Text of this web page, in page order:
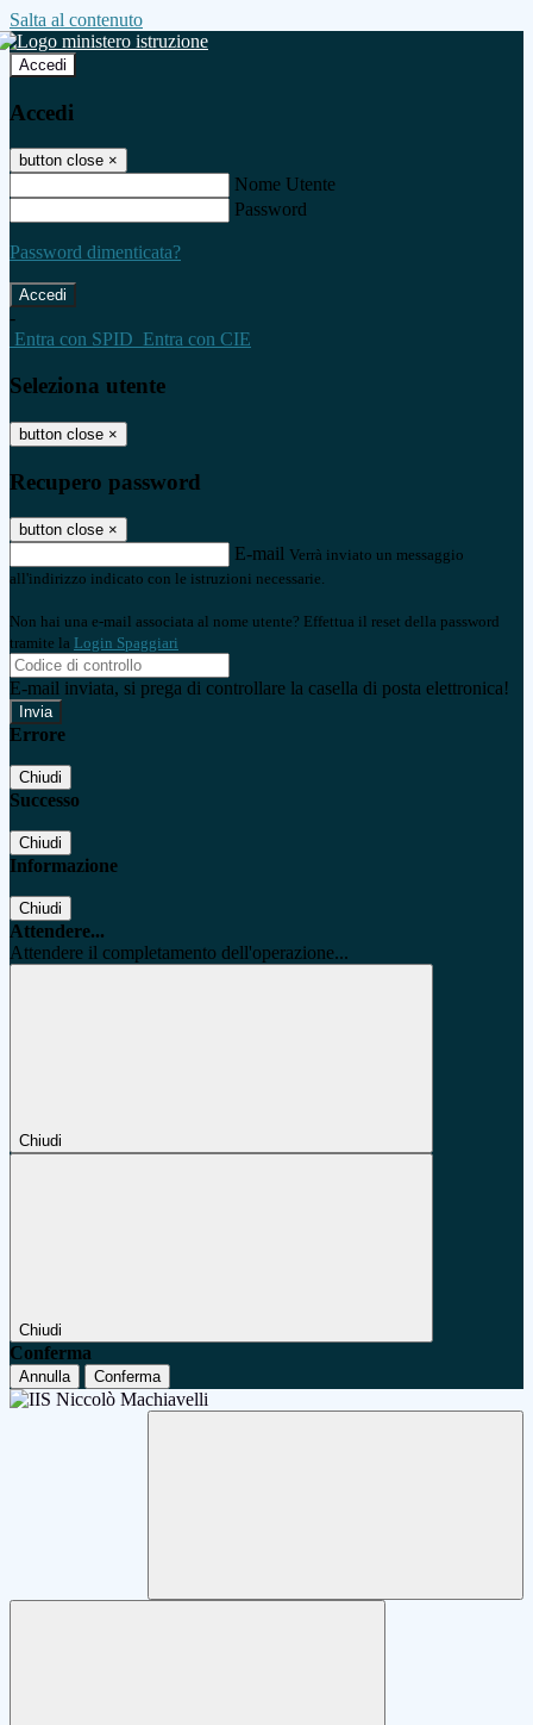
Salta al contenuto
Accedi
Accedi
button close ×
Nome Utente
Password
Password dimenticata?
-
Entra con SPID Entra con CIE
Seleziona utente
button close ×
Recupero password
button close ×
E-mail Verrà inviato un messaggio
all'indirizzo indicato con le istruzioni necessarie.
Non hai una e-mail associata al nome utente? Effettua il reset della password
tramite la Login Spaggiari
E-mail inviata, si prega di controllare la casella di posta elettronica!
Errore
Chiudi
Successo
Chiudi
Informazione
Chiudi
Attendere...
Attendere il completamento dell'operazione...
Chiudi
Chiudi
Conferma
Annulla Conferma